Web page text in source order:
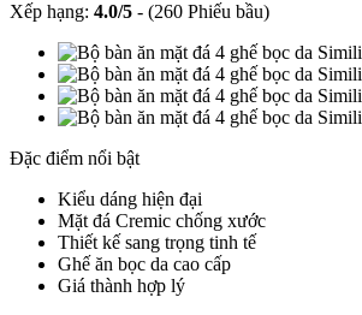
Xếp hạng: 4.0/5 - (260 Phiếu bầu)
Đặc điểm nổi bật
Kiểu dáng hiện đại
Mặt đá Cremic chống xước
Thiết kế sang trọng tinh tế
Ghế ăn bọc da cao cấp
Giá thành hợp lý